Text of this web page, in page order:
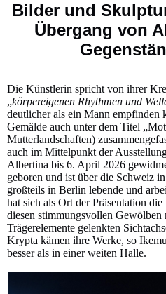
Bilder und
Übergang von
Die Künstlerin spricht von ihrer
„körpereigenen Rhythmen und
deutlicher als ein Mann empfinden
Gemälde auch unter dem Titel
Mutterlandschaften)
auch im Mittelpunkt der
Albertina bis 6. April 2026
geboren und ist über die Schweiz
großteils in Berlin lebende und
hat sich als Ort der Präsentation
diesen stimmungsvollen Gewölben
Trägerelemente gelenkten
Krypta kämen ihre Werke, so
besser als in einer weiten Halle.